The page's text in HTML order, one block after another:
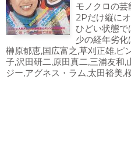
モノクロの
2Pだけ縦に
ひどい状態で
少の経年劣化
榊原郁恵,国広富之,草刈正雄,ピ
子,沢田研二,原田真二,三浦友和,
ジー,アグネス・ラム,太田裕美,